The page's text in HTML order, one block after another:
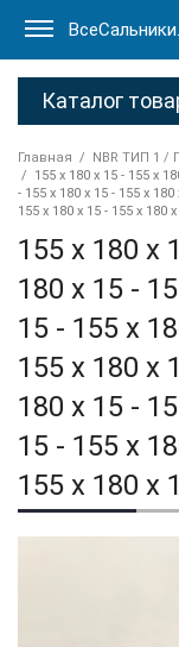
Каталог
Главная
NBR ТИП 1 / Г
155 x 180 x 15 - 155 x
- 155 x 180 x 15 - 155 x
155 x 180 x 15 - 155 x 180
155 x 180 x
180 x 15 -
15 - 155 x
155 x 180 x
180 x 15 -
15 - 155 x
155 x 180 x